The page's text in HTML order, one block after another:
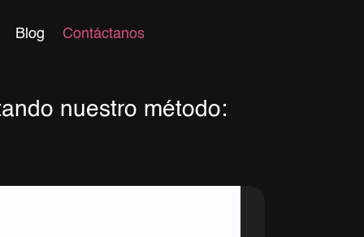
Blog Contáctanos
nuestro método: